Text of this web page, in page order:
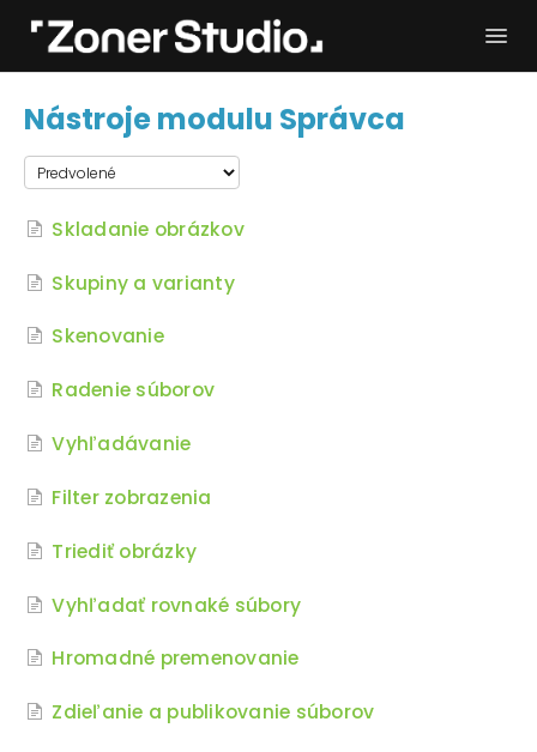
Nástroje modulu Správca
Skladanie obrázkov
Skupiny a varianty
Skenovanie
Radenie súborov
Vyhľadávanie
Filter zobrazenia
Triediť obrázky
Vyhľadať rovnaké súbory
Hromadné premenovanie
Zdieľanie a publikovanie súborov